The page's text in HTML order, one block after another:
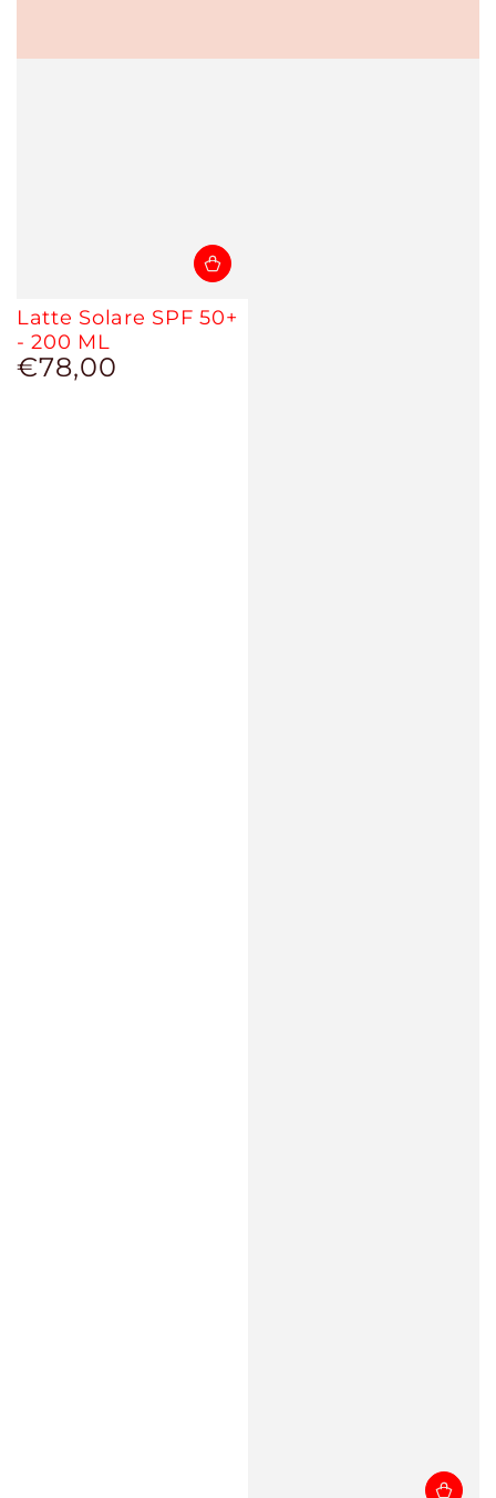
Latte Solare SPF 50+
- 200 ML
Prezzo
regolare
€78,00